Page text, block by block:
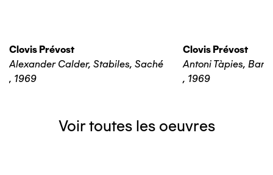
Clovis Prévost
Alexander Calder, Stabiles, Saché
, 1969
Clovis Prévost
Antoni Tàpies,
, 1969
Voir toutes les oeuvres